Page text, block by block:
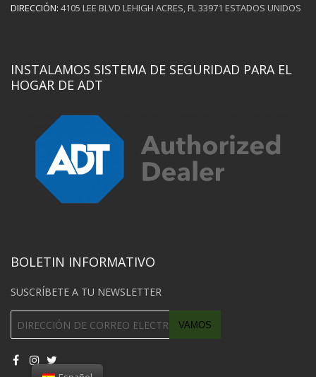
DIRECCIÓN: 4105 LEE BLVD LEHIGH ACRES, FL 33971 ESTADOS UNIDOS
INSTALAMOS SISTEMA DE SEGURIDAD PARA EL
HOGAR DE ADT
BOLETIN INFORMATIVO
SUSCRÍBETE A TU NEWSLETTER